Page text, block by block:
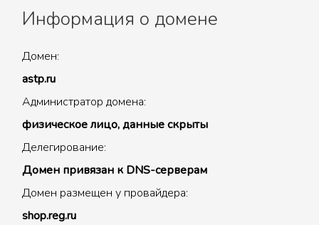
Информация о домене
Домен:
astp.ru
Администратор домена:
физическое лицо, данные скрыты
Делегирование:
Домен привязан к DNS-серверам
Домен размещен у провайдера:
shop.reg.ru